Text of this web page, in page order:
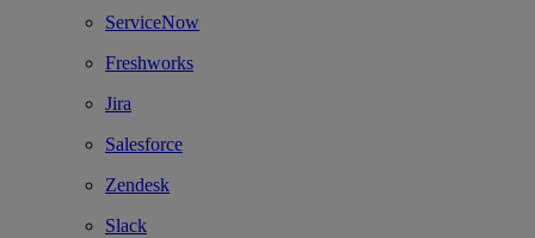
ServiceNow
Freshworks
Jira
Salesforce
Zendesk
Slack